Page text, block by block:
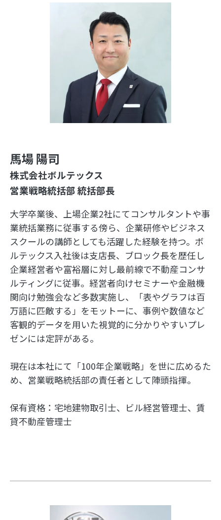
馬場 陽司
株式会社ボルテックス
営業戦略統括部 統括部長
大学卒業後、上場企業2社にてコンサルタントや事
業統括業務に従事する傍ら、企業研修やビジネス
スクールの講師としても活躍した経験を持つ。ボ
ルテックス入社後は支店長、ブロック長を歴任し
企業経営者や富裕層に対し最前線で不動産コンサ
ルティングに従事。経営者向けセミナーや金融機
関向け勉強会など多数実施し、「表やグラフは百
万語に匹敵する」をモットーに、事例や数値など
客観的データを用いた視覚的に分かりやすいプレ
ゼンには定評がある。
現在は本社にて「100年企業戦略」を世に広めるた
め、営業戦略統括部の責任者として陣頭指揮。
保有資格：宅地建物取引士、ビル経営管理士、賃
貸不動産管理士